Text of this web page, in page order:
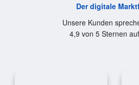
Der digitale
Unsere Kunden
4,9 von 5 Sternen